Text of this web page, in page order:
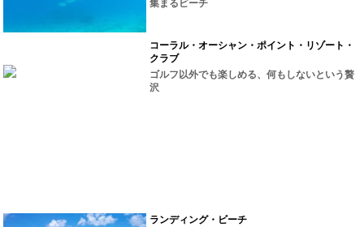
集まるビーチ
コーラル・オーシャン・ポイント・リゾート・
クラブ
ゴルフ以外でも楽しめる、何もしないという贅
沢
ランディング・ビーチ